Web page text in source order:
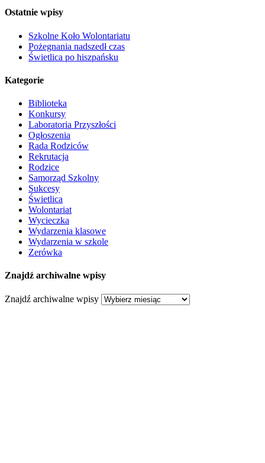
Ostatnie wpisy
Szkolne Koło Wolontariatu
Pożegnania nadszedł czas
Świetlica po hiszpańsku
Kategorie
Biblioteka
Konkursy
Laboratoria Przyszłości
Ogłoszenia
Rada Rodziców
Rekrutacja
Rodzice
Samorząd Szkolny
Sukcesy
Świetlica
Wolontariat
Wycieczka
Wydarzenia klasowe
Wydarzenia w szkole
Zerówka
Znajdź archiwalne wpisy
Znajdź archiwalne wpisy